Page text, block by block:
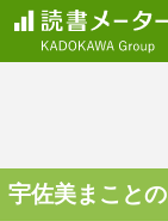
宇佐美まこと